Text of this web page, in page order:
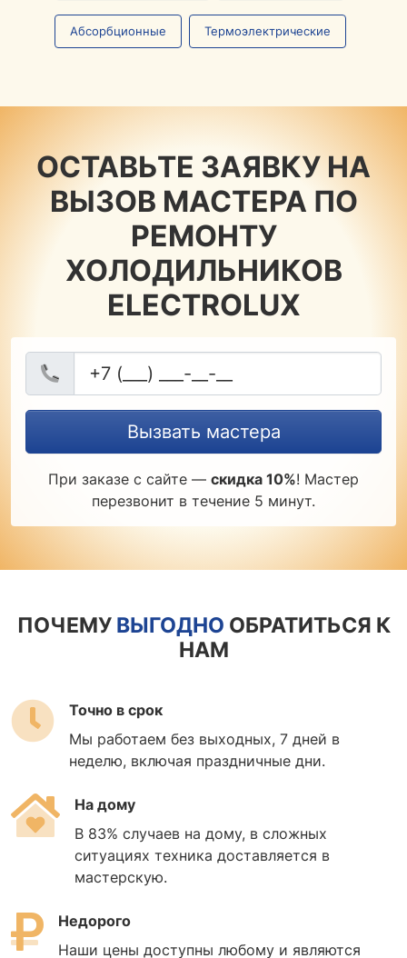
Абсорбционные Термоэлектрические
ОСТАВЬТЕ ЗАЯВКУ НА
ВЫЗОВ МАСТЕРА ПО
РЕМОНТУ
ХОЛОДИЛЬНИКОВ
ELECTROLUX
Вызвать мастера
При заказе с сайте — скидка 10%! Мастер
перезвонит в течение 5 минут.
ПОЧЕМУ ВЫГОДНО ОБРАТИТЬСЯ К
НАМ
Точно в срок
Мы работаем без выходных, 7 дней в
неделю, включая праздничные дни.
На дому
В 83% случаев на дому, в сложных
ситуациях техника доставляется в
мастерскую.
Недорого
Наши цены доступны любому и являются